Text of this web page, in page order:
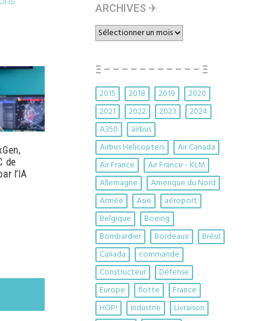
de
l’IA
ARCHIVES ✈︎
ARCHIVES
✈︎
Ξ – – – – – – – – – – – Ξ
2015 2018 2019
2020
2021
2022 2023
2024
A350
airbus
Airbus Helicopters
Air Canada
Air France
Air France - KLM
Allemagne
Amerique du Nord
Armée
Asie
aéroport
Belgique
Boeing
Bombardier
Bordeaux
Brésil
Canada
commande
Constructeur
Défense
Europe
flotte
France
HOP!
Industrie
Livraison